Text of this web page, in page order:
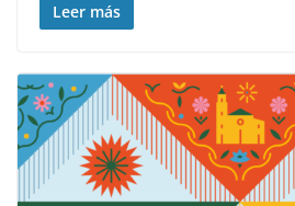
Leer más